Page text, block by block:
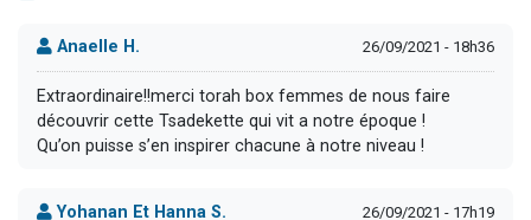
Anaelle H. 26/09/2021 - 18h36
Extraordinaire!!merci torah box femmes de nous faire
découvrir cette Tsadekette qui vit a notre époque !
Qu’on puisse s’en inspirer chacune à notre niveau !
Yohanan Et Hanna S. 26/09/2021 - 17h19